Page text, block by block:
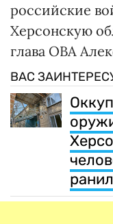
российские
Херсонскую
глава ОВА
ВАС